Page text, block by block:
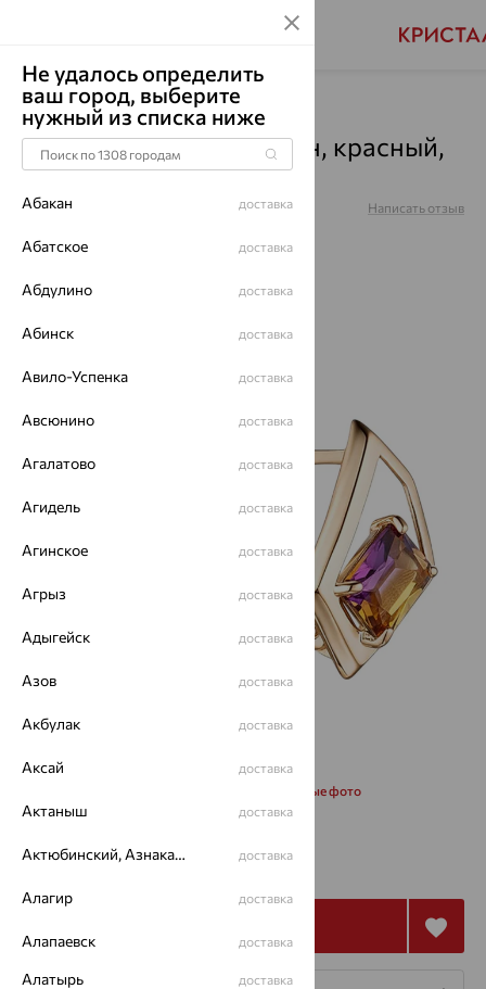
Главная Каталог Серьги Аметрин
Серьги, золото, аметрин, красный,
2-954
Артикул:
Написать отзыв
Запросить дополнительные фото
62 124₽
Не удалось определить
ваш город, выберите
нужный из списка ниже
Абакан доставка
Абатское доставка
Абдулино доставка
Абинск доставка
Авило-Успенка доставка
Авсюнино доставка
Агалатово доставка
Агидель доставка
Агинское доставка
Агрыз доставка
Адыгейск доставка
Азов доставка
Акбулак доставка
Аксай доставка
Актаныш доставка
Актюбинский, Азнакаевский район доставка
Алагир доставка
Алапаевск доставка
Алатырь доставка